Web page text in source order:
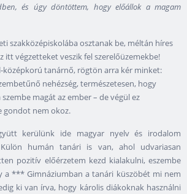
és úgy döntöttem, hogy előállok a magam
szakközépiskolába osztanak be, méltán híres
itt végzetteket veszik fel szerelőüzemekbe!
középkorú tanárnő, rögtön arra kér minket:
nehézség, természetesen, hogy
magát az ember – de végül ez
gondot nem okoz.
kerülünk ide magyar nyelv és irodalom
humán tanári is van, ahol udvariasan
pozitív előérzetem kezd kialakulni, eszembe
a *** Gimnáziumban a tanári küszöbét mi nem
ki van írva, hogy károlis diákoknak használni